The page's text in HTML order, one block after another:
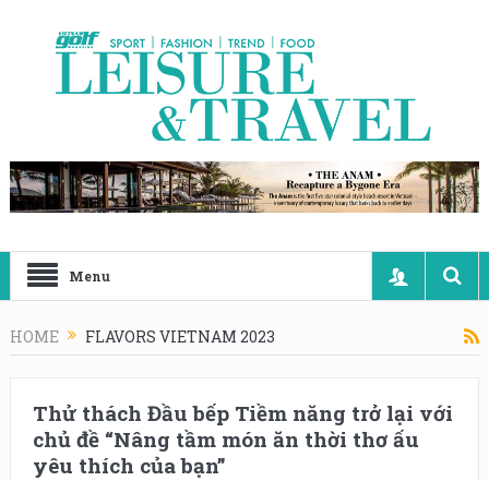
Menu
HOME FLAVORS VIETNAM 2023
Thử thách Đầu bếp Tiềm năng trở lại với
chủ đề “Nâng tầm món ăn thời thơ ấu
yêu thích của bạn”